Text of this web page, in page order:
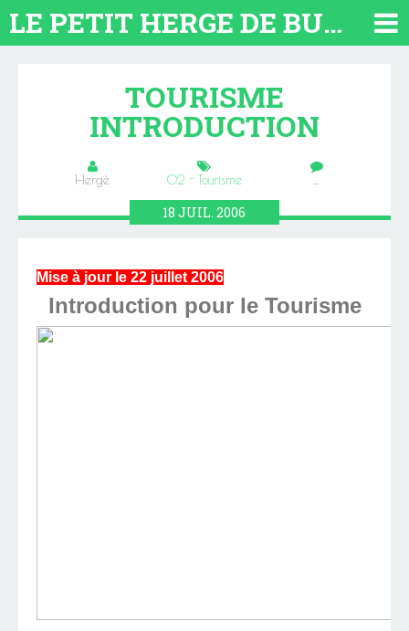
LE PETIT HERGE DE BUENOS AIRES 2026. TOUT SUR L'ARGENTINE
TOURISME
INTRODUCTION
Hergé 02 - Tourisme …
18JUIL.2006
Mise à jour le 22 juillet 2006
Introduction pour le Tourisme